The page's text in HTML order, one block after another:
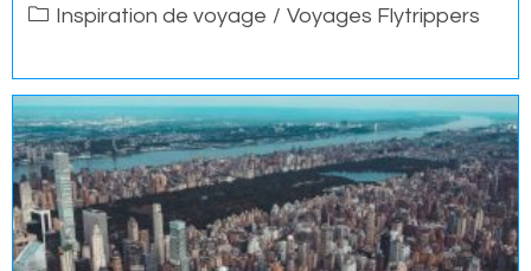
PostInspiration de voyage / Voyages Flytrippers